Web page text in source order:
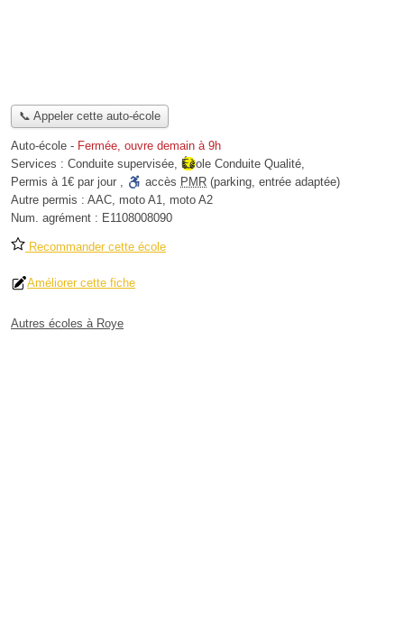
📞 Appeler cette auto-école
Auto-école - Fermée, ouvre demain à 9h
Services : Conduite supervisée, École Conduite Qualité,
Permis à 1€ par jour , accès PMR (parking, entrée adaptée)
Autre permis : AAC, moto A1, moto A2
Num. agrément : E1108008090
Recommander cette école
Améliorer cette fiche
Autres écoles à Roye